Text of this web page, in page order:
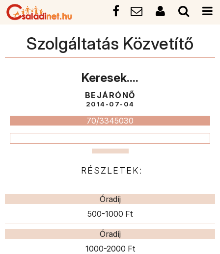
Szolgáltatás Közvetítő
Keresek....
BEJÁRÓNŐ
2014-07-04
70/3345030
RÉSZLETEK:
Óradíj
500-1000 Ft
Óradíj
1000-2000 Ft